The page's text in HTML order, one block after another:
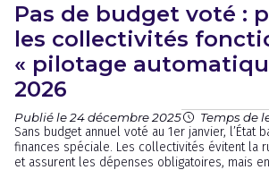
Pas de budget voté :
les collectivités
« pilotage
2026
Publié le 24 décembre 2025 Temps de
Sans budget annuel voté au 1er janvier, l’État
finances spéciale. Les collectivités évitent la
et assurent les dépenses obligatoires, mais